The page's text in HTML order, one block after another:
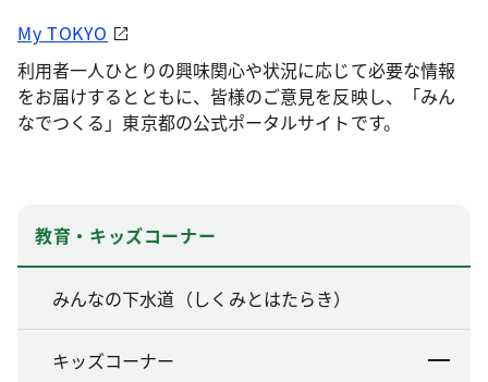
My TOKYO
利用者一人ひとりの興味関心や状況に応じて必要な情報
をお届けするとともに、皆様のご意見を反映し、「みん
なでつくる」東京都の公式ポータルサイトです。
教育・キッズコーナー
みんなの下水道（しくみとはたらき）
キッズコーナー